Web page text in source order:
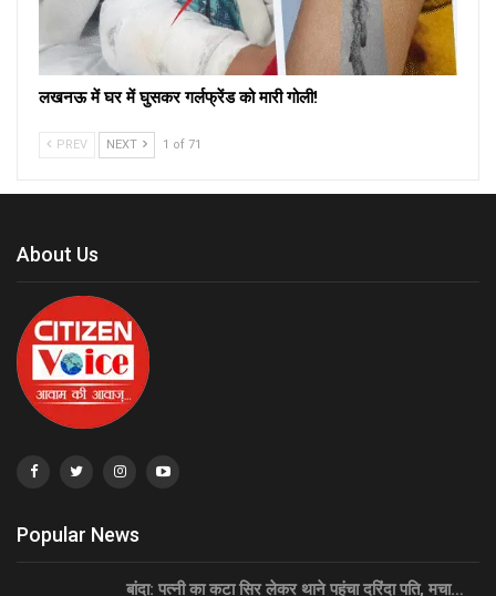
लखनऊ में घर में घुसकर गर्लफ्रेंड को मारी गोली!
PREV NEXT 1 of 71
About Us
Popular News
बांदा: पत्नी का कटा सिर लेकर थाने पहुंचा दरिंदा पति, मचा…